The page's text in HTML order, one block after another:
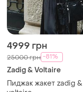
4999 грн
25000 грн -81%
Zadig & Voltaire
Пиджак жакет zadig &